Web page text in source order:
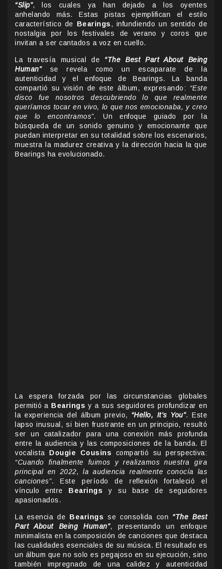
“Slip”, los cuales ya han dejado a los oyentes
anhelando más. Estas pistas ejemplifican el estilo
característico de Bearings, infundiendo un sentido de
nostalgia por los festivales de verano y coros que
invitan a ser cantados a voz en cuello.
La travesía musical de “The Best Part About Being
Human”se revela como un escaparate de la
autenticidad y el enfoque de Bearings. La banda
compartió su visión de este álbum, expresando: “Este
disco fue nosotros descubriendo lo que realmente
queríamos tocar en vivo, lo que nos emocionaba, y creo
que lo encontramos”.
Un enfoque guiado por la
búsqueda de un sonido genuino y emocionante que
puedan interpretar en su totalidad sobre los escenarios,
muestra la madurez creativa y la dirección hacia la que
Bearings ha evolucionado.
La espera forzada por las circunstancias globales
permitió a Bearings y a sus seguidores profundizar en
la experiencia del álbum previo, “Hello, It’s You”. Este
lapso inusual, si bien frustrante en un principio, resultó
ser un catalizador para una conexión más profunda
entre la audiencia y las composiciones de la banda. El
vocalista Dougie Cousins compartió su perspectiva:
“Cuando finalmente fuimos y realizamos nuestra gira
principal en 2022, la audiencia realmente conocía las
canciones”. Este período de reflexión fortaleció el
vínculo entre Bearings y su base de seguidores
apasionados.
La esencia de Bearings se consolida con “The Best
Part About Being Human”, presentando un enfoque
minimalista en la composición de canciones que destaca
las cualidades esenciales de su música. El resultado es
un álbum que no solo es pegajoso en su ejecución, sino
también impregnado de una calidez y autenticidad